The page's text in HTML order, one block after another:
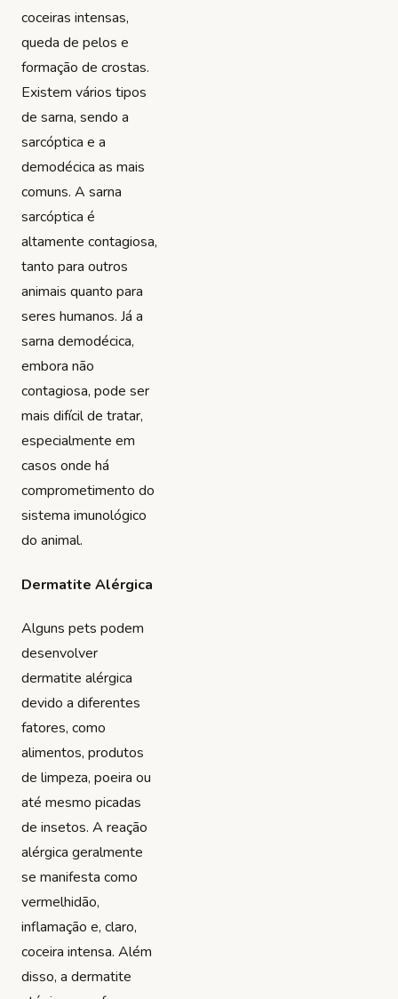
coceiras intensas,
queda de pelos e
formação de crostas.
Existem vários tipos
de sarna, sendo a
sarcóptica e a
demodécica as mais
comuns. A sarna
sarcóptica é
altamente contagiosa,
tanto para outros
animais quanto para
seres humanos. Já a
sarna demodécica,
embora não
contagiosa, pode ser
mais difícil de tratar,
especialmente em
casos onde há
comprometimento do
sistema imunológico
do animal.
Dermatite Alérgica
Alguns pets podem
desenvolver
dermatite alérgica
devido a diferentes
fatores, como
alimentos, produtos
de limpeza, poeira ou
até mesmo picadas
de insetos. A reação
alérgica geralmente
se manifesta como
vermelhidão,
inflamação e, claro,
coceira intensa. Além
disso, a dermatite